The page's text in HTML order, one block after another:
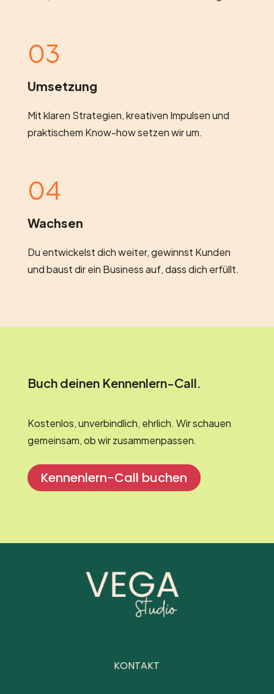
03
Umsetzung
Mit klaren Strategien, kreativen Impulsen und
praktischem Know-how setzen wir um.
04
Wachsen
Du entwickelst dich weiter, gewinnst Kunden
und baust dir ein Business auf, dass dich erfüllt.
Buch deinen Kennenlern-Call.
Kostenlos, unverbindlich, ehrlich. Wir schauen
gemeinsam, ob wir zusammenpassen.
Kennenlern-Call buchen
KONTAKT